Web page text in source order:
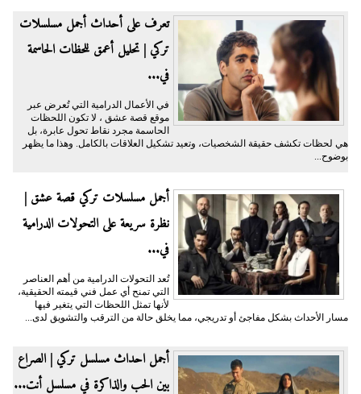
تعرف على أحداث أجمل مسلسلات
تركي | تحليل أعمق للحظات الحاسمة
في...
في الأعمال الدرامية التي تُعرض عبر
موقع قصة عشق ، لا تكون اللحظات
الحاسمة مجرد نقاط تحول عابرة، بل
هي لحظات تكشف حقيقة الشخصيات، وتعيد تشكيل العلاقات بالكامل. وهذا ما يظهر
بوضوح...
أجمل مسلسلات تركي قصة عشق |
نظرة سريعة على التحولات الدرامية
في...
تُعد التحولات الدرامية من أهم العناصر
التي تمنح أي عمل فني قيمته الحقيقية،
لأنها تمثل اللحظات التي يتغير فيها
مسار الأحداث بشكل مفاجئ أو تدريجي، مما يخلق حالة من الترقب والتشويق لدى...
أجمل احداث مسلسل تركي | الصراع
بين الحب والذاكرة في مسلسل أنت...